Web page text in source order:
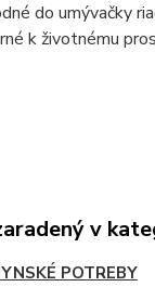
do umývačky
k životnému
v
POTREBY